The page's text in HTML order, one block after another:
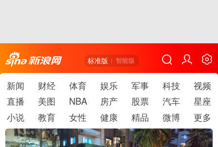
标准版 智能版
新闻 财经 体育 娱乐 军事 科技
视频
直播
美图 NBA 房产 股票 汽车
星座
小说
教育 女性 健康 精品 微博 更多